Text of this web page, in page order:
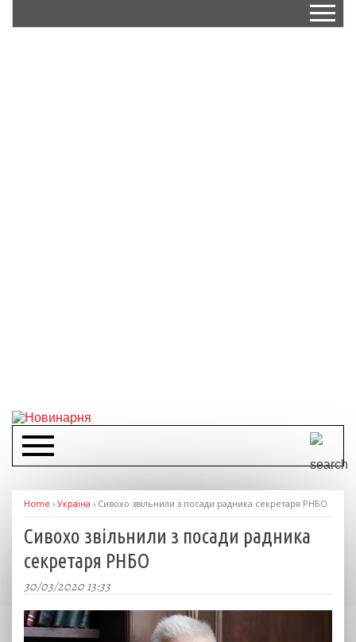
Home › Україна › Сивохо звільнили з посади радника секретаря РНБО
Сивохо звільнили з посади радника
секретаря РНБО
30/03/2020 13:33